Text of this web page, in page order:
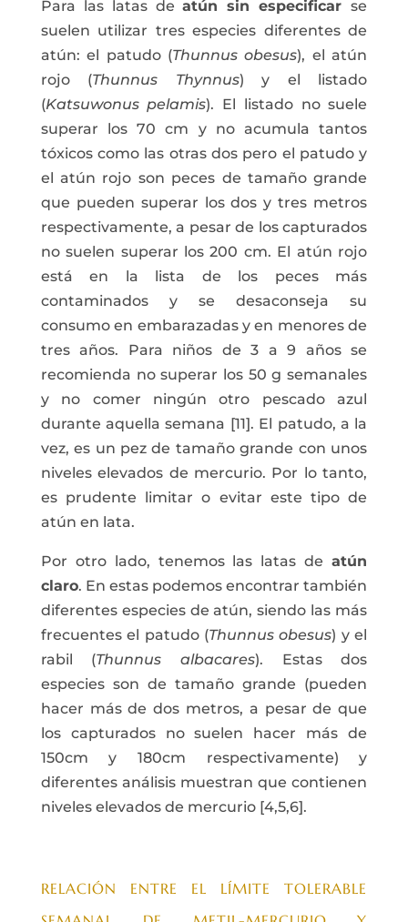
Para las latas deatún sin especificarse
suelen utilizar tres especies diferentes de
atún: el patudo (Thunnus obesus), el atún
rojo (Thunnus Thynnus) y el listado
(Katsuwonus pelamis). El listado no suele
superar los 70 cm y no acumula tantos
tóxicos como las otras dos pero el patudo y
el atún rojo son peces de tamaño grande
que pueden superar los dos y tres metros
respectivamente, a pesar de los capturados
no suelen superar los 200 cm. El atún rojo
está en la lista de los peces más
contaminados y se desaconseja su
consumo en embarazadas y en menores de
tres años. Para niños de 3 a 9 años se
recomienda no superar los 50 g semanales
y no comer ningún otro pescado azul
durante aquella semana [11]. El patudo, a la
vez, es un pez de tamaño grande con unos
niveles elevados de mercurio. Por lo tanto,
es prudente limitar o evitar este tipo de
atún en lata.
Por otro lado, tenemos las latas deatún
claro. En estas podemos encontrar también
diferentes especies de atún, siendo las más
frecuentes el patudo (Thunnus obesus) y el
rabil (Thunnus albacares). Estas dos
especies son de tamaño grande (pueden
hacer más de dos metros, a pesar de que
los capturados no suelen hacer más de
150cm y 180cm respectivamente) y
diferentes análisis muestran que contienen
niveles elevados de mercurio [4,5,6].
RELACIÓN ENTRE EL LÍMITE TOLERABLE